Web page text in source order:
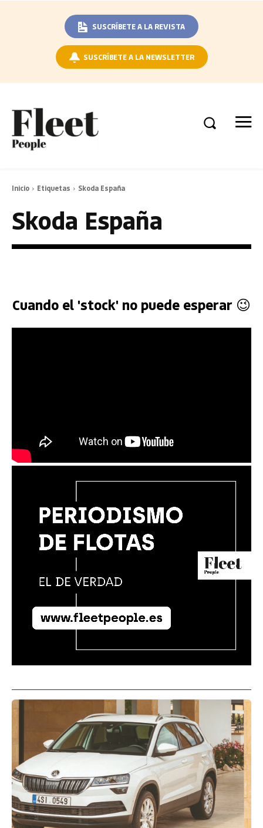
SUSCRÍBETE A LA REVISTA
SUSCRÍBETE A LA NEWSLETTER
Inicio Etiquetas Skoda España
Skoda España
Cuando el 'stock' no puede esperar 😉